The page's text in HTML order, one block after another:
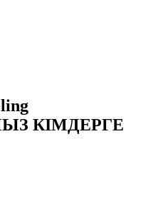
КІМДЕРГЕ